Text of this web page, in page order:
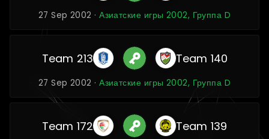
27 Sep 2002 ·Азиатские игры 2002, Группа D
Team 213 Team 140
27 Sep 2002 ·Азиатские игры 2002, Группа D
Team 172 Team 139